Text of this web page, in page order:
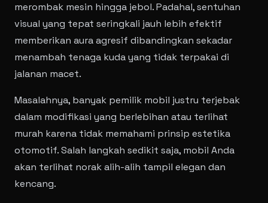
merombak mesin hingga jebol. Padahal, sentuhan
visual yang tepat seringkali jauh lebih efektif
memberikan aura agresif dibandingkan sekadar
menambah tenaga kuda yang tidak terpakai di
jalanan macet.
Masalahnya, banyak pemilik mobil justru terjebak
dalam modifikasi yang berlebihan atau terlihat
murah karena tidak memahami prinsip estetika
otomotif. Salah langkah sedikit saja, mobil Anda
akan terlihat norak alih-alih tampil elegan dan
kencang.